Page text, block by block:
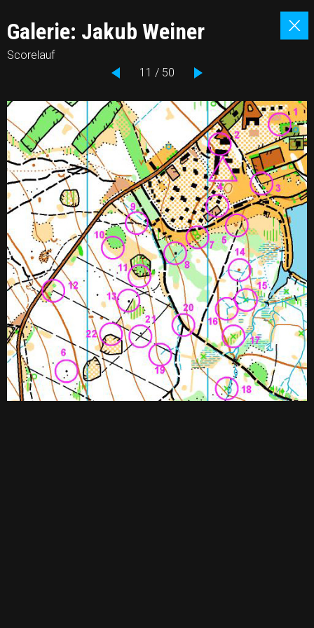
Galerie: Jakub Weiner
Scorelauf
11 / 50